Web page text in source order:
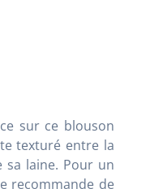
sur ce blouson
texturé entre la
laine. Pour un
recommande de